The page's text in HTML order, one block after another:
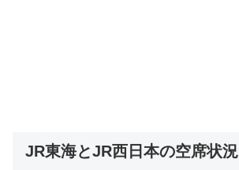
JR東海とJR西日本の空席状況